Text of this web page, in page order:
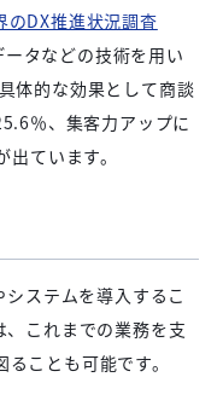
のDX推進状況調査
タなどの技術を用い
体的な効果として商談
％、集客力アップに
ています。
ステムを導入するこ
、これまでの業務を支
ことも可能です。